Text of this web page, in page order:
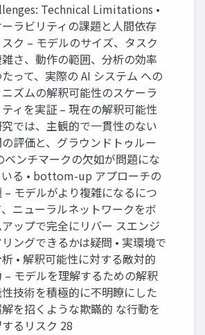
Technical Limitations •
ラビリティの課題と人間依存
ク – モデルのサイズ、タスク
雑さ、動作の範囲、分析の効率
って、実際の AI システム への
ズムの解釈可能性のスケーラ
ティを実証 – 現在の解釈可能性
究では、主観的で一貫性のない
評価と、グラウンドトゥルー
ベンチマークの欠如が問題にな
いる • bottom-up アプローチの
– モデルがより複雑になるにつ
ニューラルネットワークをボ
アップで完全にリバー スエンジ
ングできるかは疑問 • 実環境で
• 解釈可能性に対する敵対的
– モデルを理解するための解釈
技術を積極的に不明瞭にした
解を招くような欺瞞的 な行動を
るリスク 28